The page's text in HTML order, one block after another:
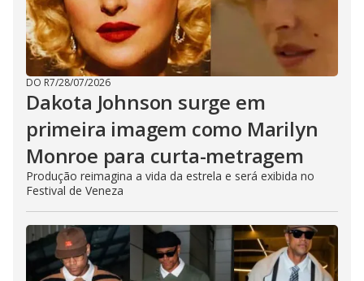
DO R7/28/07/2026
Dakota Johnson surge em
primeira imagem como Marilyn
Monroe para curta-metragem
Produção reimagina a vida da estrela e será exibida no
Festival de Veneza